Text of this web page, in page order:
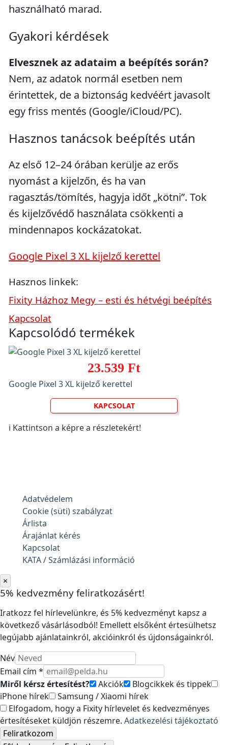
használható marad.
Gyakori kérdések
Elvesznek az adataim a beépítés során?
Nem, az adatok normál esetben nem
érintettek, de a biztonság kedvéért javasolt
egy friss mentés (Google/iCloud/PC).
Hasznos tanácsok beépítés után
Az első 12–24 órában kerülje az erős
nyomást a kijelzőn, és ha van
ragasztás/tömítés, hagyja időt „kötni”. Tok
és kijelzővédő használata csökkenti a
mindennapos kockázatokat.
Google Pixel 3 XL kijelző kerettel
Hasznos linkek:
Fixity Házhoz Megy – esti és hétvégi beépítés
Kapcsolat
Kapcsolódó termékek
23.539 Ft
Google Pixel 3 XL kijelző kerettel
KAPCSOLAT
ℹ️ Kattintson a képre a részletekért!
Adatvédelem
Cookie (süti) szabályzat
Árlista
Árajánlat kérés
Kapcsolat
KATA / Számlázási információ
×
5% kedvezmény feliratkozásért!
Iratkozz fel hírlevelünkre, és 5% kedvezményt kapsz a
következő vásárlásodból! Emellett elsőként értesülhetsz
legújabb ajánlatainkról, akcióinkról és újdonságainkról.
Név
Email cím *
Miről kérsz értesítést?
Akciók
Blogcikkek és tippek
iPhone hírek
Samsung / Xiaomi hírek
Elfogadom, hogy a Fixity hírlevelet és kedvezményes
értesítéseket küldjön részemre. Adatkezelési tájékoztató
Feliratkozom